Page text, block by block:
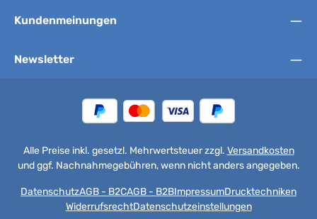
Kundenmeinungen
Newsletter
Alle Preise inkl. gesetzl. Mehrwertsteuer zzgl. Versandkosten
und ggf. Nachnahmegebühren, wenn nicht anders angegeben.
DatenschutzAGB - B2CAGB - B2BImpressumDrucktechniken
WiderrufsrechtDatenschutzeinstellungen